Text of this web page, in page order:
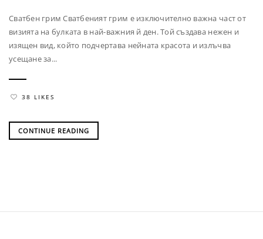
Сватбен грим Сватбеният грим е изключително важна част от
визията на булката в най-важния й ден. Той създава нежен и
изящен вид, който подчертава нейната красота и излъчва
усещане за...
38 LIKES
CONTINUE READING